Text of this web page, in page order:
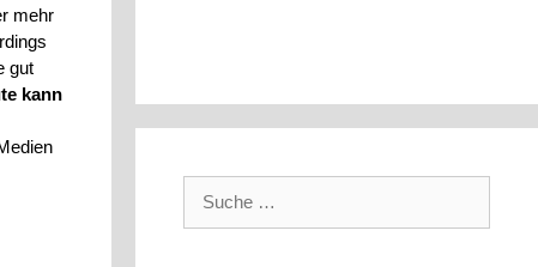
mehr
gut
kann
Suche